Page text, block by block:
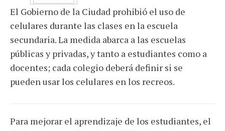
El Gobierno de la Ciudad prohibió el uso de
celulares durante las clases en la escuela
secundaria. La medida abarca a las escuelas
públicas y privadas, y tanto a estudiantes como a
docentes; cada colegio deberá definir si se
pueden usar los celulares en los recreos.
Para mejorar el aprendizaje de los estudiantes, el